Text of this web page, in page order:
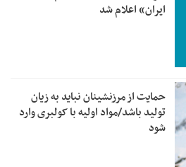
ایران» اعلام شد
حمایت از مرزنشینان نباید به زیان
تولید باشد/مواد اولیه با کولبری وارد
شود